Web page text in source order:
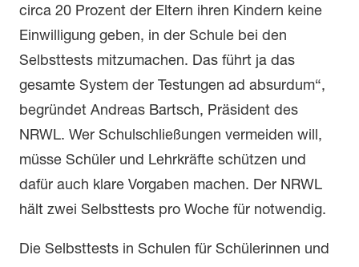
circa 20 Prozent der Eltern ihren Kindern keine
Einwilligung geben, in der Schule bei den
Selbsttests mitzumachen. Das führt ja das
gesamte System der Testungen ad absurdum“,
begründet Andreas Bartsch, Präsident des
NRWL. Wer Schulschließungen vermeiden will,
müsse Schüler und Lehrkräfte schützen und
dafür auch klare Vorgaben machen. Der NRWL
hält zwei Selbsttests pro Woche für notwendig.
Die Selbsttests in Schulen für Schülerinnen und